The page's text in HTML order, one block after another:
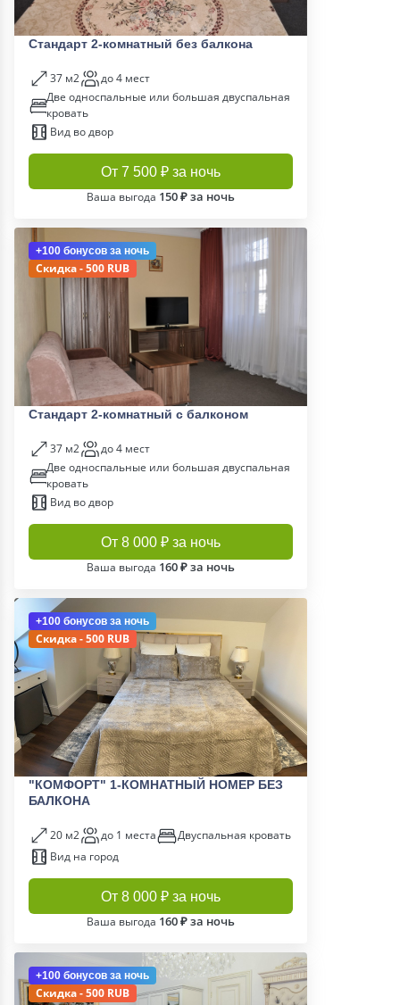
Стандарт 2-комнатный без балкона
37 м2
до 4 мест
Две односпальные или большая двуспальная
кровать
Вид во двор
От 7 500 ₽ за ночь
Ваша выгода 150 ₽ за ночь
+100 бонусов за ночь
Скидка - 500 RUB
Стандарт 2-комнатный с балконом
37 м2
до 4 мест
Две односпальные или большая двуспальная
кровать
Вид во двор
От 8 000 ₽ за ночь
Ваша выгода 160 ₽ за ночь
+100 бонусов за ночь
Скидка - 500 RUB
"КОМФОРТ" 1-КОМНАТНЫЙ НОМЕР БЕЗ
БАЛКОНА
20 м2 до 1 места
Двуспальная кровать
Вид на город
От 8 000 ₽ за ночь
Ваша выгода 160 ₽ за ночь
+100 бонусов за ночь
Скидка - 500 RUB